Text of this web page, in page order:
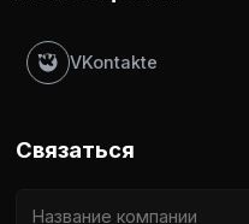
VKontakte
Связаться